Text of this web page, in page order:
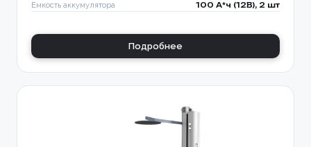
Емкость аккумулятора 100 А*ч (12В), 2 шт
Подробнее